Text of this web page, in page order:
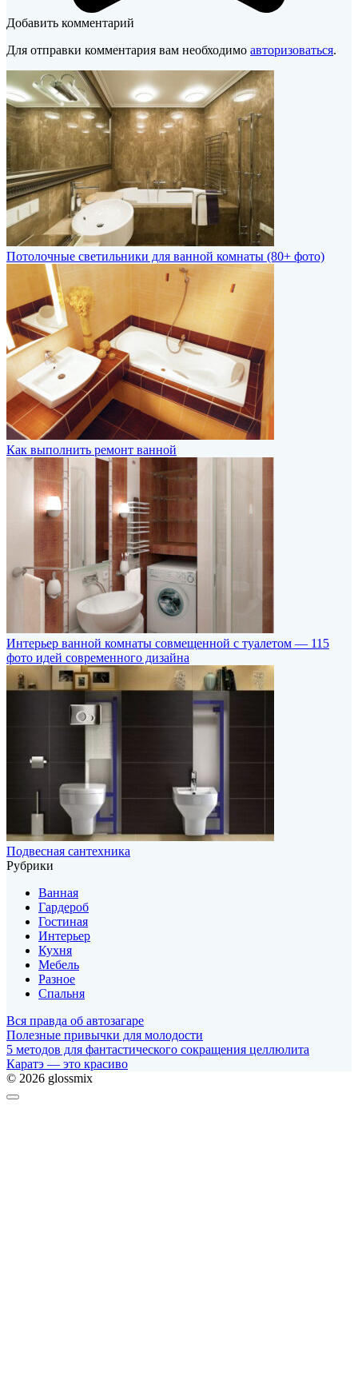
Добавить комментарий
Для отправки комментария вам необходимо авторизоваться.
Потолочные светильники для ванной комнаты (80+ фото)
Как выполнить ремонт ванной
Интерьер ванной комнаты совмещенной с туалетом — 115
фото идей современного дизайна
Подвесная сантехника
Рубрики
Ванная
Гардероб
Гостиная
Интерьер
Кухня
Мебель
Разное
Спальня
Вся правда об автозагаре
Полезные привычки для молодости
5 методов для фантастического сокращения целлюлита
Каратэ — это красиво
© 2026 glossmix